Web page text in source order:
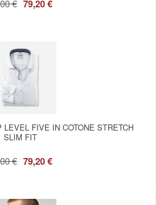
€ 79,20 €
FIVE IN COTONE STRETCH
SLIM FIT
€ 79,20 €